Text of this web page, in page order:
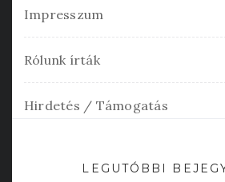
Impresszum
Rólunk írták
Hirdetés / Támogatás
LEGUTÓBBI